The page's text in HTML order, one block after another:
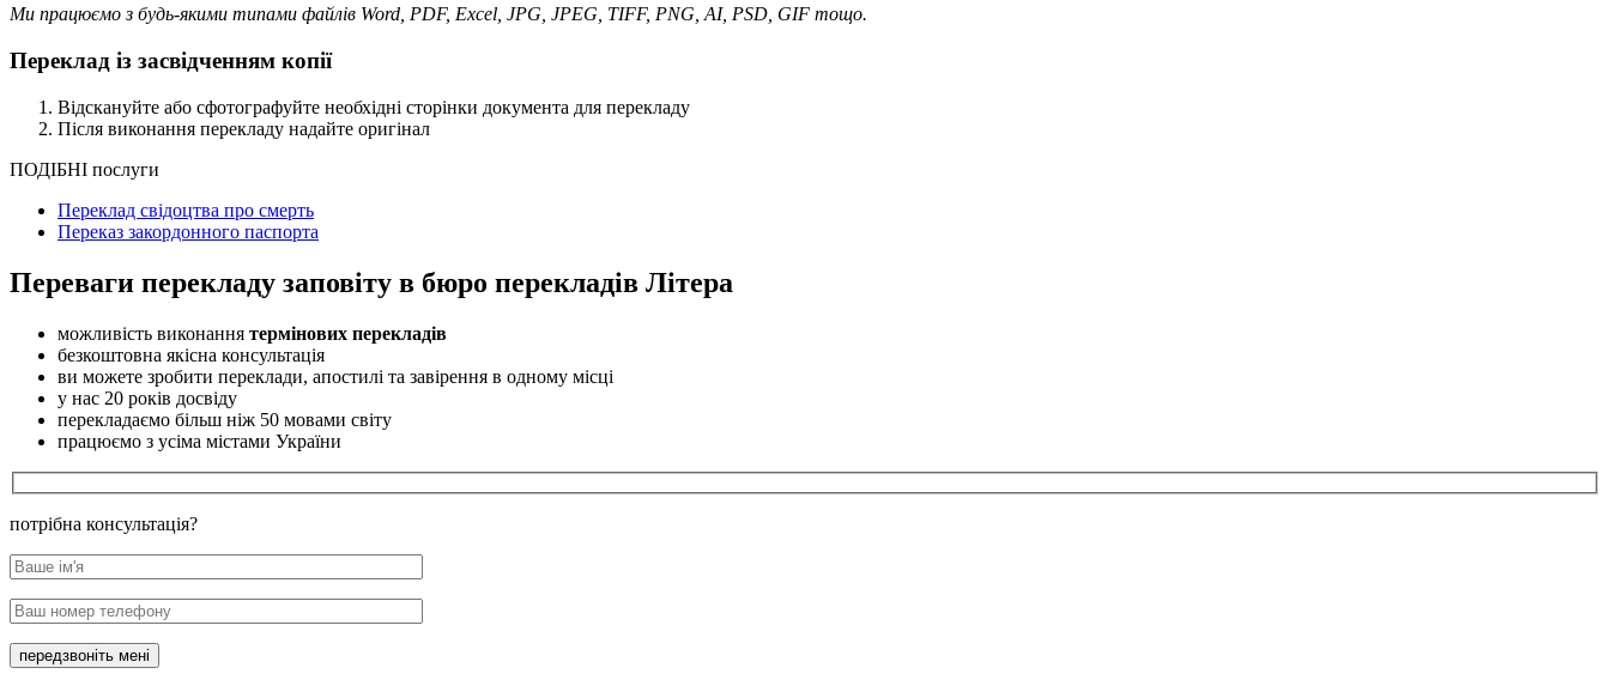
Ми працюємо з будь-якими типами файлів Word, PDF, Excel, JPG, JPEG, TIFF, PNG, AI, PSD, GIF тощо.
Переклад із засвідченням копії
Відскануйте або сфотографуйте необхідні сторінки документа для перекладу
Після виконання перекладу надайте оригінал
ПОДІБНІ послуги
Переклад свідоцтва про смерть
Переказ закордонного паспорта
Переваги перекладу заповіту в бюро перекладів Літера
можливість виконання термінових перекладів
безкоштовна якісна консультація
ви можете зробити переклади, апостилі та завірення в одному місці
у нас 20 років досвіду
перекладаємо більш ніж 50 мовами світу
працюємо з усіма містами України
потрібна консультація?
передзвоніть мені